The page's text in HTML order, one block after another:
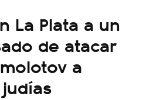
La Plata a un
de atacar
a